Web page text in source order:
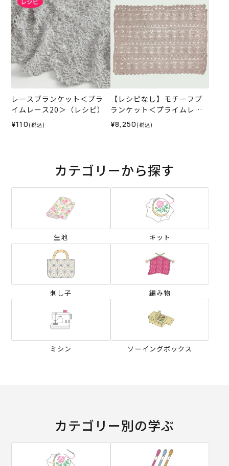
レースブランケット＜プラ
イムレース20＞（レシピ）
¥110 (税込)
【レシピなし】モチーフブ
ランケット＜プライムレー
ス08P＞（編み物 材料セッ
ト）
¥8,250 (税込)
カテゴリーから探す
生地 キット
刺し子 編み物
ミシン ソーイングボックス
カテゴリー別の学ぶ